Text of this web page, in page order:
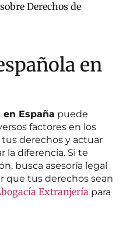
Derechos de
en
España puede
factores en los
derechos y actuar
la diferencia. Si te
busca asesoría legal
que tus derechos sean
Extranjería para